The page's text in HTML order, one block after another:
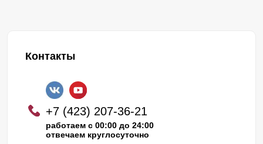
Контакты
+7 (423) 207-36-21
работаем с 00:00 до 24:00
отвечаем круглосуточно